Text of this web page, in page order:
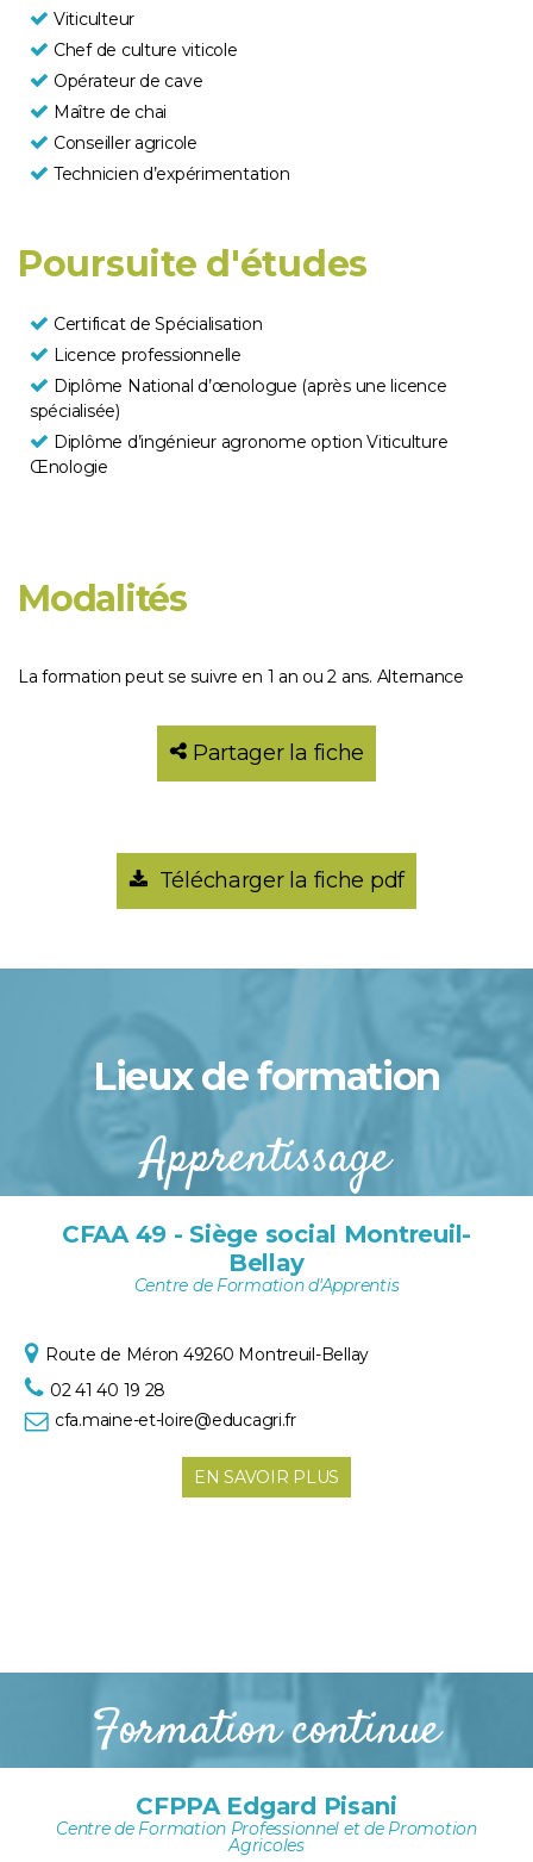
Viticulteur
Chef de culture viticole
Opérateur de cave
Maître de chai
Conseiller agricole
Technicien d’expérimentation
Poursuite d'études
Certificat de Spécialisation
Licence professionnelle
Diplôme National d’œnologue (après une licence
spécialisée)
Diplôme d’ingénieur agronome option Viticulture
Œnologie
Modalités
La formation peut se suivre en 1 an ou 2 ans. Alternance
Partager la fiche
Télécharger la fiche pdf
Lieux de formation
Apprentissage
CFAA 49 - Siège social Montreuil-
Bellay
Centre de Formation d'Apprentis
Route de Méron 49260 Montreuil-Bellay
02 41 40 19 28
cfa.maine-et-loire@educagri.fr
EN SAVOIR PLUS
Formation continue
CFPPA Edgard Pisani
Centre de Formation Professionnel et de Promotion
Agricoles